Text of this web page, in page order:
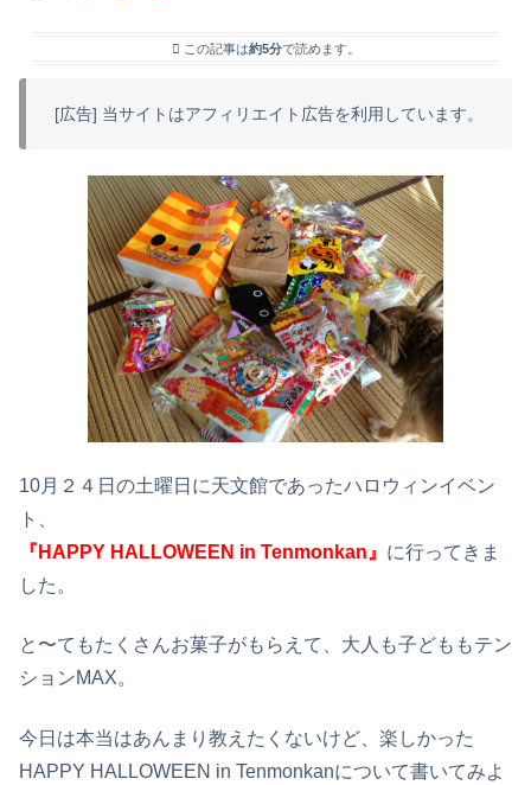
この記事は約5分で読めます。
[広告] 当サイトはアフィリエイト広告を利用しています。
10月２４日の土曜日に天文館であったハロウィンイベン
ト、
『HAPPY HALLOWEEN in Tenmonkan』 に行ってきま
した。
と〜てもたくさんお菓子がもらえて、大人も子どももテン
ションMAX。
今日は本当はあんまり教えたくないけど、楽しかった
HAPPY HALLOWEEN in Tenmonkanについて書いてみよ